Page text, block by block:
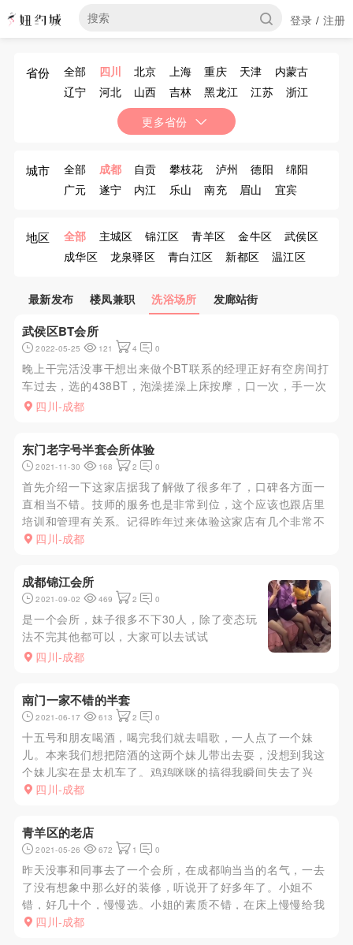
登录 / 注册
省份 全部 四川 北京 上海 重庆 天津
内蒙古
辽宁
河北 山西 吉林 黑龙江 江苏
浙江
福建 江西 山东 河南
广西 海南 贵州 云南
更多省份
城市 全部 成都 自贡 攀枝花 泸州 德阳
绵阳
广元
遂宁 内江 乐山 南充 眉山
宜宾
凉山
地区 全部 主城区 锦江区 青羊区 金牛区
武侯区
成华区
龙泉驿区 青白江区 新都区
温江区
都江堰市
彭州市 邛崃市 崇州市
最新发布 楼凤兼职 洗浴场所 发廊站街
武侯区BT会所
2022-05-25 121 4 0
晚上干完活没事干想出来做个BT联系的经理正好有空房间打
车过去，选的438BT，泡澡搓澡上床按摩，口一次，手一次
四川-成都
东门老字号半套会所体验
2021-11-30 168 2 0
首先介绍一下这家店据我了解做了很多年了，口碑各方面一
直相当不错。技师的服务也是非常到位，这个应该也跟店里
培训和管理有关系。记得昨年过来体验这家店有几个非常不
错的妹子188号和108年轻技术都没得毛病，这次体验了一
里环境装修偏旧...
四川-成都
成都锦江会所
2021-09-02 469 2 0
是一个会所，妹子很多不下30人，除了变态玩
法不完其他都可以，大家可以去试试
四川-成都
南门一家不错的半套
2021-06-17 613 2 0
十五号和朋友喝酒，喝完我们就去唱歌，一人点了一个妹
儿。本来我们想把陪酒的这两个妹儿带出去耍，没想到我这
个妹儿实在是太机车了。鸡鸡咪咪的搞得我瞬间失去了兴
趣，心中有火肯定是要得到释放的撒。摸出手机联系经常安
步价到他安排的地方，上楼...
四川-成都
青羊区的老店
2021-05-26 672 1 0
昨天没事和同事去了一个会所，在成都响当当的名气，一去
了没有想象中那么好的装修，听说开了好多年了。小姐不
错，好几十个，慢慢选。小姐的素质不错，在床上慢慢给我
调情，按摩，一点也不催钟，听说这边有规定，必须做满。
四川-成都